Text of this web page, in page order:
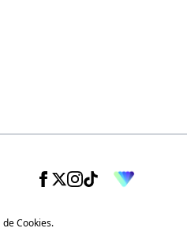
de Cookies.